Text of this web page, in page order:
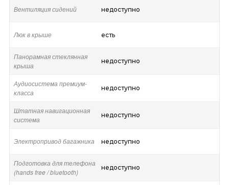
Вентиляция сидений недоступно
Люк в крыше есть
Панорамная стеклянная
крыша
недоступно
Аудиосистема премиум-
класса
недоступно
Штатная навигационная
система
недоступно
Электропривод багажника недоступно
Подготовка для телефона
(hands free / bluetooth)
недоступно